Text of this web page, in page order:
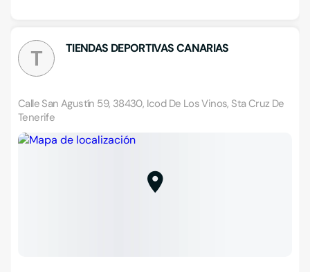
T TIENDAS DEPORTIVAS CANARIAS
Calle San Agustín 59, 38430, Icod De Los Vinos, Sta Cruz De
Tenerife